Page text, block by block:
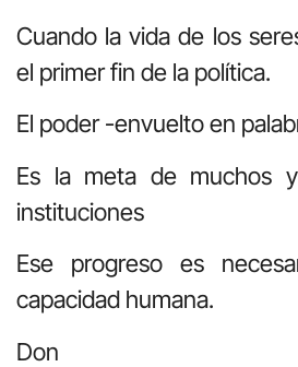
Cuando la vida de los
el primer fin de la política.
El poder -envuelto en
Es la meta de muchos
instituciones
Ese progreso es
capacidad humana.
Don